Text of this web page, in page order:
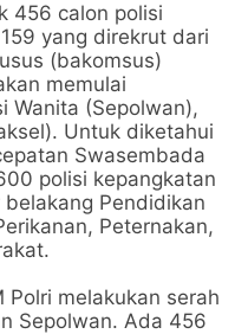
456 calon polisi
yang direkrut dari
(bakomsus)
memulai
Wanita (Sepolwan),
Untuk diketahui
Swasembada
polisi kepangkatan
Pendidikan
Peternakan,
Polri melakukan serah
Sepolwan. Ada 456